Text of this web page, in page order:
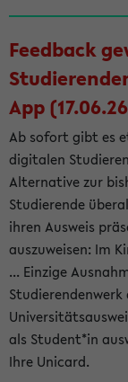
Feedback
App
Ab sofort gibt es
digitalen
Alternative zur
Studierende
ihren Ausweis
auszuweisen: Im
... Einzige
als Student*in
Ihre Unicard.